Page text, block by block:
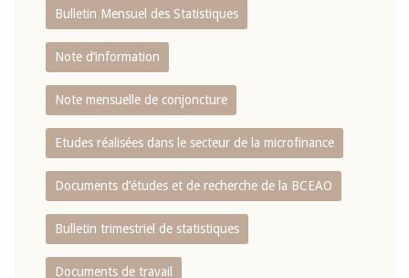
Bulletin Mensuel des Statistiques
Note d’information
Note mensuelle de conjoncture
Etudes réalisées dans le secteur de la microfinance
Documents d’études et de recherche de la BCEAO
Bulletin trimestriel de statistiques
Documents de travail